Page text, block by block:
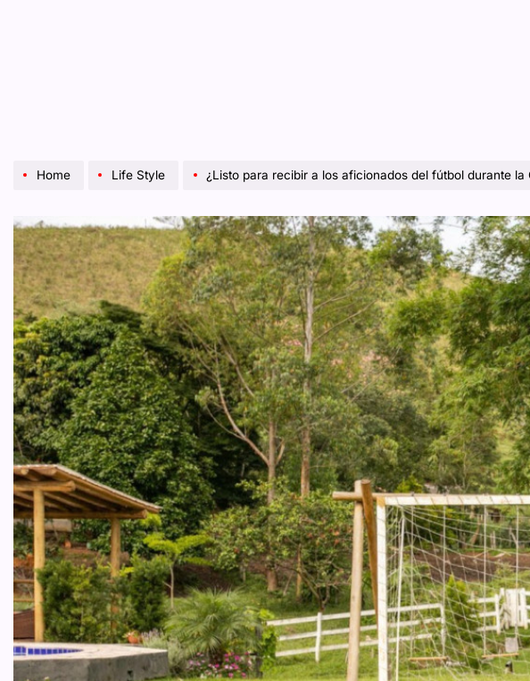
Home Life Style ¿Listo para recibir a los aficionados del fútbol durante la Copa Mundial